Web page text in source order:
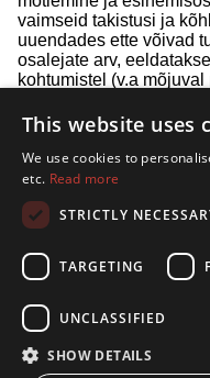
vaimseid takistusi ja
uuendades ette võivad
osalejate arv,
kohtumistel (v.a
rollis.
ja 7. kohtumisel
võimalik tasuda kahes
dokumendiga
privaatsuspoliitika".
Add to cart
This website uses
We use cookies to
etc. Read more
STRICTLY
TARGETING
UNCLASSIFIED
SHOW DETAILS